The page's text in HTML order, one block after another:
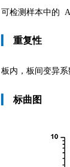
可检测样本中的
重复性
板内，板间变异系
标曲图